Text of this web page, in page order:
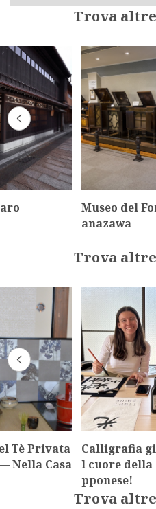
Trova
Museo del
anazawa
Trova
Tè Privata
Nella Casa
Calligrafia
l cuore
pponese!
Trova